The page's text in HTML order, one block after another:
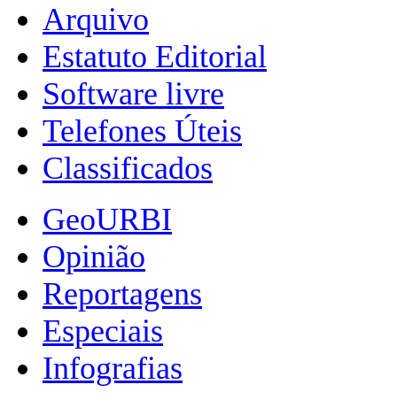
Arquivo
Estatuto Editorial
Software livre
Telefones Úteis
Classificados
GeoURBI
Opinião
Reportagens
Especiais
Infografias